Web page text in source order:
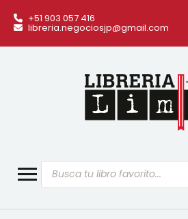
+51 903 057 416
libreria.negociosjp@gmail.com
Búsqueda
de
productos